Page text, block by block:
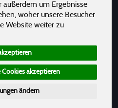
um Ergebnisse
woher unsere Besucher
Website weiter zu
Cookies akzeptieren
ändern